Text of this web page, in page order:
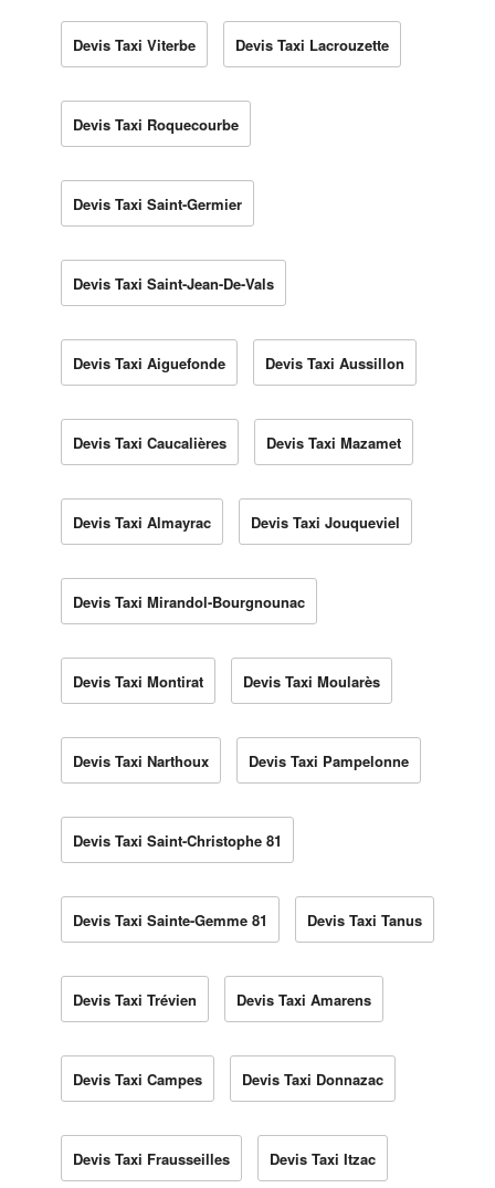
Devis Taxi Viterbe Devis Taxi Lacrouzette
Devis Taxi Roquecourbe
Devis Taxi Saint-Germier
Devis Taxi Saint-Jean-De-Vals
Devis Taxi Aiguefonde Devis Taxi Aussillon
Devis Taxi Caucalières Devis Taxi Mazamet
Devis Taxi Almayrac Devis Taxi Jouqueviel
Devis Taxi Mirandol-Bourgnounac
Devis Taxi Montirat Devis Taxi Moularès
Devis Taxi Narthoux Devis Taxi Pampelonne
Devis Taxi Saint-Christophe 81
Devis Taxi Sainte-Gemme 81 Devis Taxi Tanus
Devis Taxi Trévien Devis Taxi Amarens
Devis Taxi Campes Devis Taxi Donnazac
Devis Taxi Frausseilles Devis Taxi Itzac